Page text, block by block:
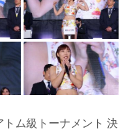
トム級トーナメント 決